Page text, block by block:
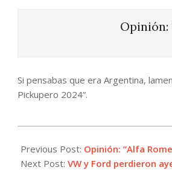
Opinión:
Si pensabas que era Argentina,
Pickupero 2024”.
06-
11
Previous Post: Opinión: “Alfa
Next Post: VW y Ford perdieron